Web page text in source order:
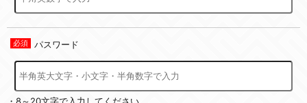
パスワード
・8～20文字で入力してください。